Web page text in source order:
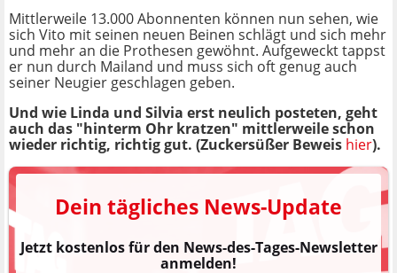
Mittlerweile 13.000 Abonnenten können nun sehen, wie
sich Vito mit seinen neuen Beinen schlägt und sich mehr
und mehr an die Prothesen gewöhnt. Aufgeweckt tappst
er nun durch Mailand und muss sich oft genug auch
seiner Neugier geschlagen geben.
Und wie Linda und Silvia erst neulich posteten, geht
auch das "hinterm Ohr kratzen" mittlerweile schon
wieder richtig, richtig gut. (Zuckersüßer Beweis hier).
Dein tägliches News-Update
Jetzt kostenlos für den News-des-Tages-Newsletter
anmelden!